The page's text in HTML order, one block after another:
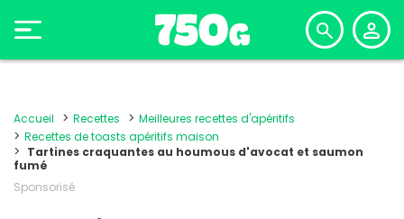
Accueil Recettes
Meilleures recettes d'apéritifs
Recettes de toasts apéritifs maison
Tartines craquantes au houmous d'avocat et saumon
fumé
Sponsorisé